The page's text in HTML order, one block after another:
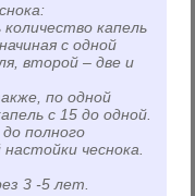
капель
с одной
второй – две и
по одной
с 15 до одной.
полного
чеснока.
3 -5 лет.